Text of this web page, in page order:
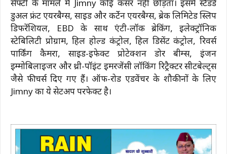
सेफ्टी के मामले में Jimny कोई कसर नहीं छोड़ता। इसमें स्टैंडर्ड
डुअल फ्रंट एयरबैग्स, साइड और कर्टेन एयरबैग्स, ब्रेक लिमिटेड स्लिप
डिफरेंशियल, EBD के साथ एंटी-लॉक ब्रेकिंग, इलेक्ट्रॉनिक
स्टेबिलिटी प्रोग्राम, हिल होल्ड कंट्रोल, हिल डिसेंट कंट्रोल, रिवर्स
पार्किंग कैमरा, साइड-इफेक्ट प्रोटेक्शन डोर बीम्स, इंजन
इम्मोबिलाइजर और थ्री-पॉइंट इमरजेंसी लॉकिंग रिट्रैक्टर सीटबेल्ट्स
जैसे फीचर्स दिए गए हैं। ऑफ-रोड एडवेंचर के शौकीनों के लिए
Jimny का ये सेटअप परफेक्ट है।